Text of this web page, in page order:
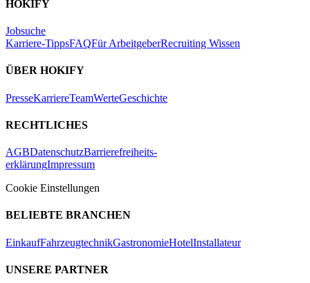
HOKIFY
Jobsuche
Karriere-TippsFAQFür ArbeitgeberRecruiting Wissen
ÜBER HOKIFY
PresseKarriereTeamWerteGeschichte
RECHTLICHES
AGBDatenschutzBarrierefreiheits-
erklärungImpressum
Cookie Einstellungen
BELIEBTE BRANCHEN
EinkaufFahrzeugtechnikGastronomieHotelInstallateur
UNSERE PARTNER